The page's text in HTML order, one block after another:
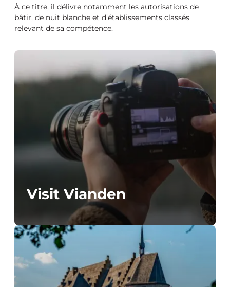
À ce titre, il délivre notamment les autorisations de
bâtir, de nuit blanche et d’établissements classés
relevant de sa compétence.
Visit Vianden